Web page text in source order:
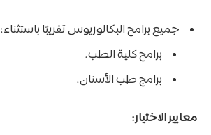
جميع برامج البكالوريوس تقريبًا باستثناء:
برامج كلية الطب.
برامج طب الأسنان.
معايير الاختيار: